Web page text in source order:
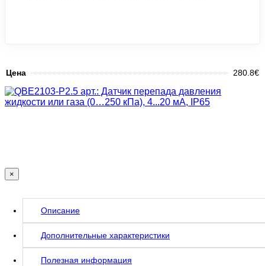
Цена 280.8€
×
Описание
Дополнительные характеристики
Полезная информация